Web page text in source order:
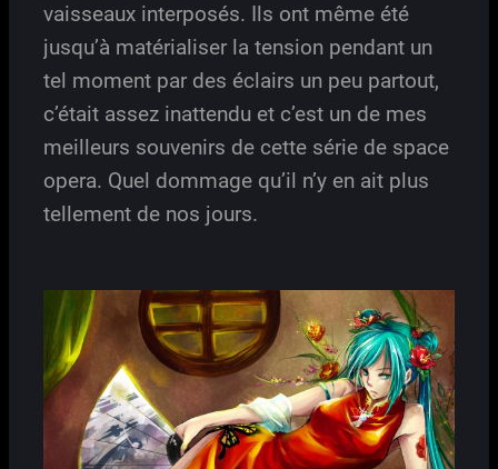
vaisseaux interposés. Ils ont même été
jusqu’à matérialiser la tension pendant un
tel moment par des éclairs un peu partout,
c’était assez inattendu et c’est un de mes
meilleurs souvenirs de cette série de space
opera. Quel dommage qu’il n’y en ait plus
tellement de nos jours.